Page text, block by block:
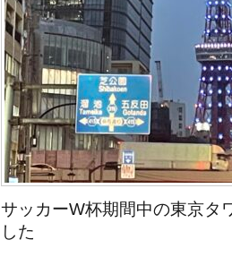
サッカーW杯期間中の東京タ
した